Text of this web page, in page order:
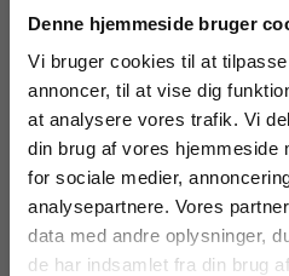
Denne hjemmeside bruger
Vi bruger cookies til at
annoncer, til at vise dig
at analysere vores trafik. Vi
din brug af vores hjemmeside
for sociale medier,
analysepartnere. Vores
data med andre oplysninger,
de har indsamlet fra din brug
Serie
Det kommer!
Bodil Jeppesen Grethe Maribo
Køb læremidler og find
Fortsæt
For privatkunder og
studerende. Du får
vist priser inkl.